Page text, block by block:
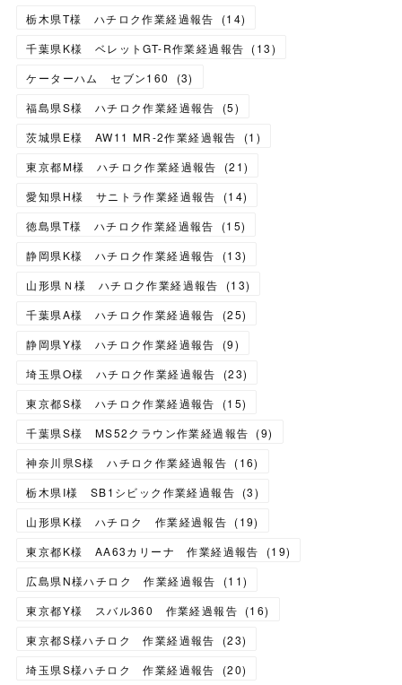
栃木県T様 ハチロク作業経過報告
(14)
千葉県K様 ベレットGT-R作業経過報告 (13)
ケーターハム セブン160
(3)
福島県S様 ハチロク作業経過報告
(5)
茨城県E様 AW11 MR-2作業経過報告
(1 )
東京都M様 ハチロク作業経過報告
(21)
愛知県H様 サニトラ作業経過報告
(14)
徳島県T様 ハチロク作業経過報告
(15)
静岡県K様 ハチロク作業経過報告
(13)
山形県Ｎ様 ハチロク作業経過報告
(13)
千葉県A様 ハチロク作業経過報告
(25)
静岡県Y様 ハチロク作業経過報告
(9)
埼玉県O様 ハチロク作業経過報告
(23)
東京都S様 ハチロク作業経過報告
(15)
千葉県S様 MS52クラウン作業経過報告 (9)
神奈川県S様 ハチロク作業経過報告 (16)
栃木県I様 SB1シビック作業経過報告 (3)
山形県K様 ハチロク 作業経過報告 (19)
東京都K様 AA63カリーナ 作業経過報告
(19)
広島県N様ハチロク 作業経過報告
(11)
東京都Y様 スバル360 作業経過報告 (16)
東京都S様ハチロク 作業経過報告
(23)
埼玉県S様ハチロク 作業経過報告
(20)